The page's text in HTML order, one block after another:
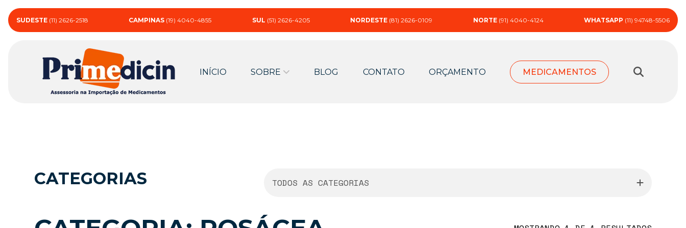
SUDESTE (11) 2626-2518 CAMPINAS (19) 4040-4855 SUL (51) 2626-4205 NORDESTE (81) 2626-0109 NORTE (91) 4040-4124 WHATSAPP (11) 94748-5506
INÍCIO SOBRE BLOG CONTATO ORÇAMENTO MEDICAMENTOS
CATEGORIAS TODOS AS CATEGORIAS